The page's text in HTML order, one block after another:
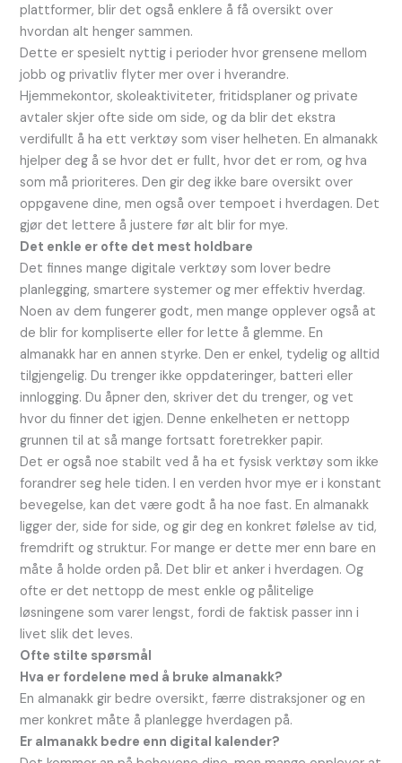
plattformer, blir det også enklere å få oversikt over
hvordan alt henger sammen.
Dette er spesielt nyttig i perioder hvor grensene mellom
jobb og privatliv flyter mer over i hverandre.
Hjemmekontor, skoleaktiviteter, fritidsplaner og private
avtaler skjer ofte side om side, og da blir det ekstra
verdifullt å ha ett verktøy som viser helheten. En almanakk
hjelper deg å se hvor det er fullt, hvor det er rom, og hva
som må prioriteres. Den gir deg ikke bare oversikt over
oppgavene dine, men også over tempoet i hverdagen. Det
gjør det lettere å justere før alt blir for mye.
Det enkle er ofte det mest holdbare
Det finnes mange digitale verktøy som lover bedre
planlegging, smartere systemer og mer effektiv hverdag.
Noen av dem fungerer godt, men mange opplever også at
de blir for kompliserte eller for lette å glemme. En
almanakk har en annen styrke. Den er enkel, tydelig og alltid
tilgjengelig. Du trenger ikke oppdateringer, batteri eller
innlogging. Du åpner den, skriver det du trenger, og vet
hvor du finner det igjen. Denne enkelheten er nettopp
grunnen til at så mange fortsatt foretrekker papir.
Det er også noe stabilt ved å ha et fysisk verktøy som ikke
forandrer seg hele tiden. I en verden hvor mye er i konstant
bevegelse, kan det være godt å ha noe fast. En almanakk
ligger der, side for side, og gir deg en konkret følelse av tid,
fremdrift og struktur. For mange er dette mer enn bare en
måte å holde orden på. Det blir et anker i hverdagen. Og
ofte er det nettopp de mest enkle og pålitelige
løsningene som varer lengst, fordi de faktisk passer inn i
livet slik det leves.
Ofte stilte spørsmål
Hva er fordelene med å bruke almanakk?
En almanakk gir bedre oversikt, færre distraksjoner og en
mer konkret måte å planlegge hverdagen på.
Er almanakk bedre enn digital kalender?